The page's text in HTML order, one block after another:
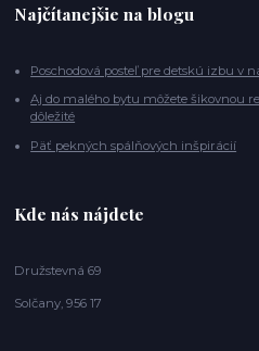
Najčítanejšie na blogu
Poschodová posteľ pre detskú izbu v
Aj do malého bytu môžete šikovnou
dôležité
Päť pekných spálňových inšpirácií
Kde nás nájdete
Družstevná 69
Solčany, 956 17